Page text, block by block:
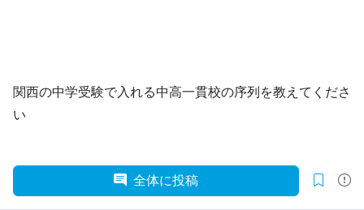
関西の中学受験で入れる中高一貫校の序列を教えてくださ
い
全体に投稿